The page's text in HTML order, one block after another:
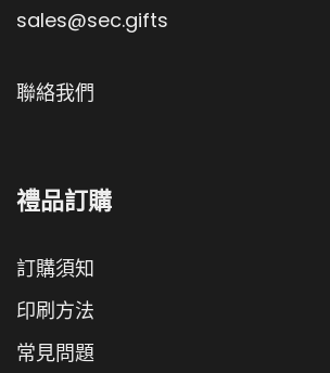
sales@sec.gifts
聯絡我們
禮品訂購
訂購須知
印刷方法
常見問題